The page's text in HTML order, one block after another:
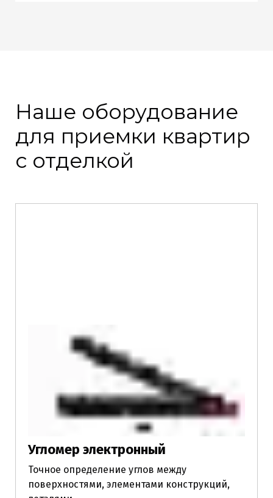
Наше оборудование
для приемки квартир
с отделкой
Угломер электронный
Точное определение углов между
поверхностями, элементами конструкций,